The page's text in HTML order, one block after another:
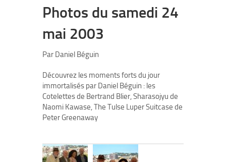
Photos du samedi 24
mai 2003
Par Daniel Béguin
Découvrez les moments forts du jour
immortalisés par Daniel Béguin : les
Cotelettes de Bertrand Blier, Sharasojyu de
Naomi Kawase, The Tulse Luper Suitcase de
Peter Greenaway